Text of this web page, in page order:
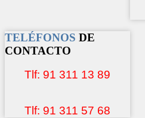
TELÉFONOS DE
CONTACTO
Tlf: 91 311 13 89
Tlf: 91 311 57 68